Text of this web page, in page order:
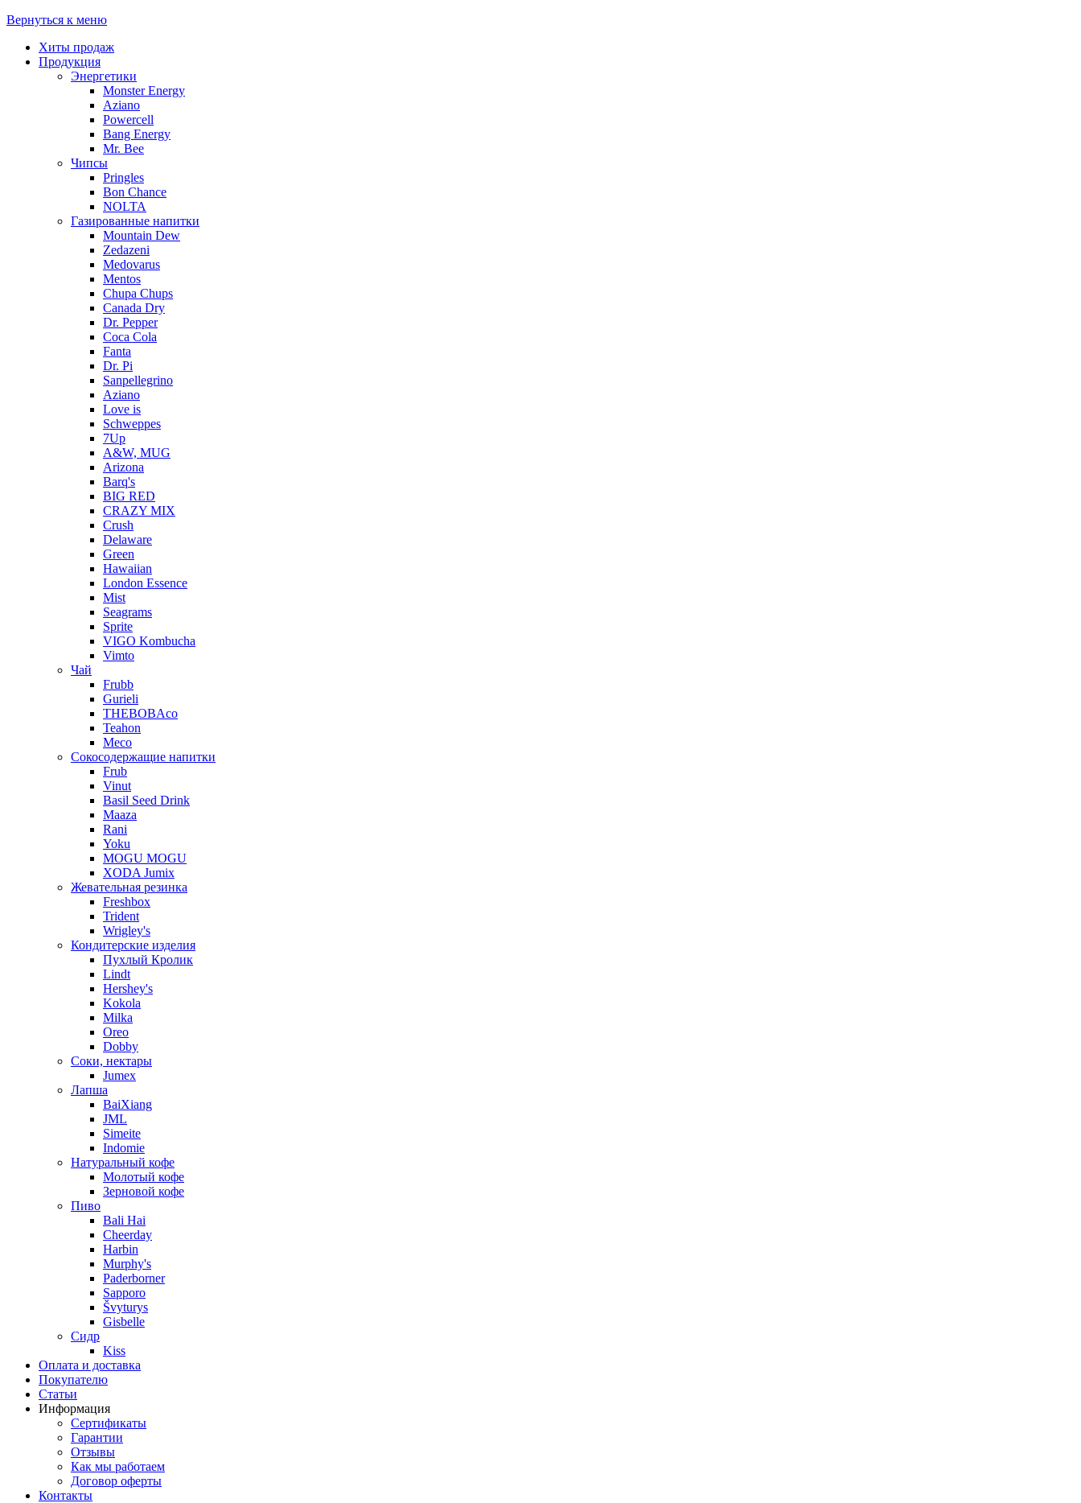
Вернуться к меню
Хиты продаж
Продукция
Энергетики
Monster Energy
Aziano
Powercell
Bang Energy
Mr. Bee
Чипсы
Pringles
Bon Chance
NOLTA
Газированные напитки
Mountain Dew
Zedazeni
Medovarus
Mentos
Chupa Chups
Canada Dry
Dr. Pepper
Coca Cola
Fanta
Dr. Pi
Sanpellegrino
Aziano
Love is
Schweppes
7Up
A&W, MUG
Arizona
Barq's
BIG RED
CRAZY MIX
Crush
Delaware
Green
Hawaiian
London Essence
Mist
Seagrams
Sprite
VIGO Kombucha
Vimto
Чай
Frubb
Gurieli
THEBOBAco
Teahon
Meco
Сокосодержащие напитки
Frub
Vinut
Basil Seed Drink
Maaza
Rani
Yoku
MOGU MOGU
XODA Jumix
Жевательная резинка
Freshbox
Trident
Wrigley's
Кондитерские изделия
Пухлый Кролик
Lindt
Hershey's
Kokola
Milka
Oreo
Dobby
Соки, нектары
Jumex
Лапша
BaiXiang
JML
Simeite
Indomie
Натуральный кофе
Молотый кофе
Зерновой кофе
Пиво
Bali Hai
Cheerday
Harbin
Murphy's
Paderborner
Sapporo
Švyturys
Gisbelle
Сидр
Kiss
Оплата и доставка
Покупателю
Статьи
Информация
Сертификаты
Гарантии
Отзывы
Как мы работаем
Договор оферты
Контакты